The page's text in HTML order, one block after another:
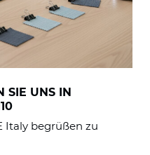
SIE UNS IN
Italy begrüßen zu